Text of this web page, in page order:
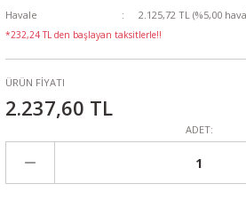
Havale
2.125,72 TL (%5,00
*232,24 TL den başlayan taksitlerle!!
ÜRÜN FİYATI
2.237,60 TL
ADET: